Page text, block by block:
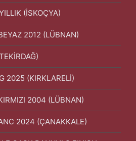
(İSKOÇYA)
2012 (LÜBNAN)
2025 (KIRKLARELİ)
2004 (LÜBNAN)
2024 (ÇANAKKALE)